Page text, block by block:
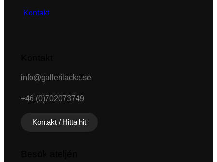
Kontakt
info@gallerilacke.se
+46 (0)702073749
Kontakt / Hitta hit